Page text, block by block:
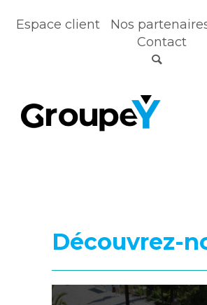
Espace client Nos
Contact
Découvrez-